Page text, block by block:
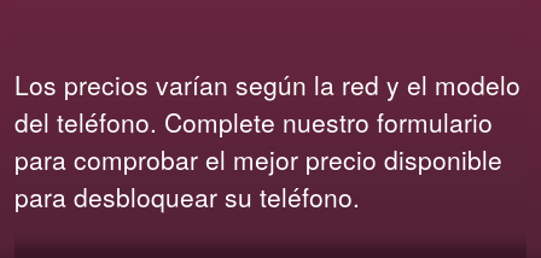
Los precios varían según la red y el modelo
del teléfono. Complete nuestro formulario
para comprobar el mejor precio disponible
para desbloquear su teléfono.